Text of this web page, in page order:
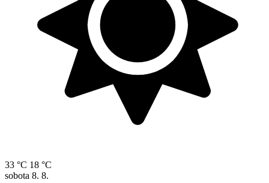
33 °C 18 °C
sobota 8. 8.